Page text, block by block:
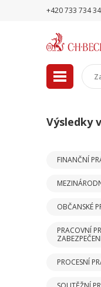
+420 733 734
Výsledky
FINANČNÍ
OBČANSKÉ
PRACOVNÍ
PROCESNÍ